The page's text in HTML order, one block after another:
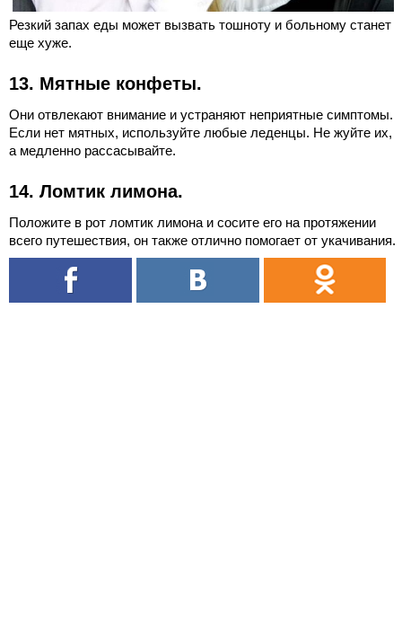
Резкий запах еды может вызвать тошноту и больному станет
еще хуже.
13. Мятные конфеты.
Они отвлекают внимание и устраняют неприятные симптомы.
Если нет мятных, используйте любые леденцы. Не жуйте их,
а медленно рассасывайте.
14. Ломтик лимона.
Положите в рот ломтик лимона и сосите его на протяжении
всего путешествия, он также отлично помогает от укачивания.